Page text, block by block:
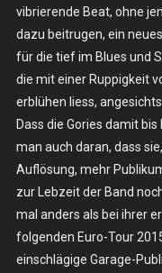
vibrierende Beat, ohne
dazu beitrugen, ein
für die tief im Blues und
die mit einer Ruppigkeit
erblühen liess,
Dass die Gories damit
man auch daran, dass
Auflösung, mehr
zur Lebzeit der Band
mal anders als bei ihrer
folgenden Euro-Tour
einschlägige Garage-